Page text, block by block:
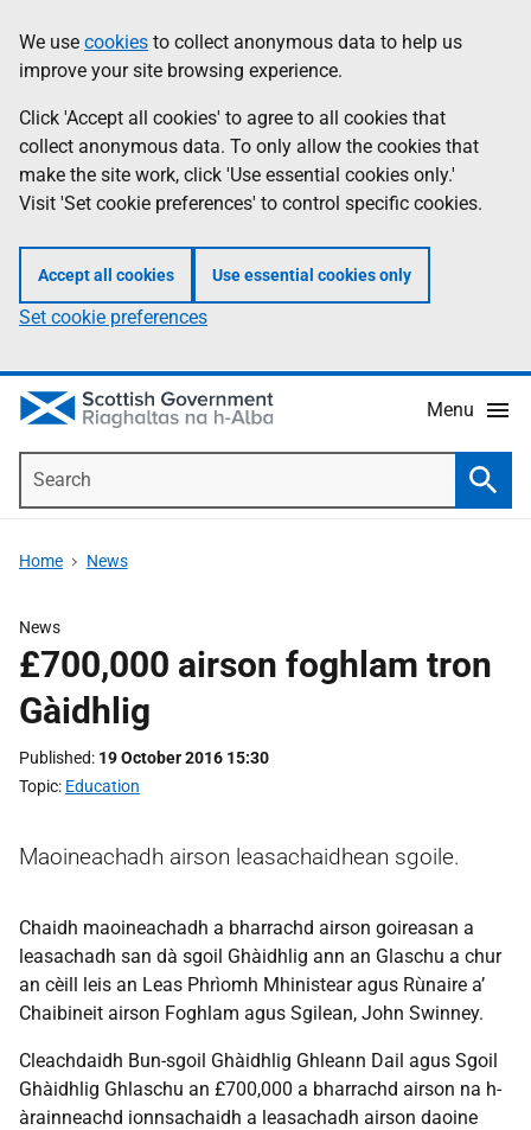
to
main
content
help
Information
We use cookies to collect anonymous data to help us
improve your site browsing experience.
Click 'Accept all cookies' to agree to all cookies that
collect anonymous data. To only allow the cookies that
make the site work, click 'Use essential cookies only.'
Visit 'Set cookie preferences' to control specific cookies.
Accept all cookies Use essential cookies only
Set cookie preferences
Menu
Home News
News
£700,000 airson foghlam tron
Gàidhlig
Published 19 October 2016 15:30
Topic Education
Maoineachadh airson leasachaidhean sgoile.
Chaidh maoineachadh a bharrachd airson goireasan a
leasachadh san dà sgoil Ghàidhlig ann an Glaschu a chur
an cèill leis an Leas Phrìomh Mhinistear agus Rùnaire a’
Chaibineit airson Foghlam agus Sgilean, John Swinney.
Cleachdaidh Bun-sgoil Ghàidhlig Ghleann Dail agus Sgoil
Ghàidhlig Ghlaschu an £700,000 a bharrachd airson na h-
àrainneachd ionnsachaidh a leasachadh airson daoine